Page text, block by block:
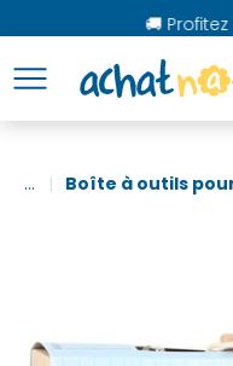
🚚 Profitez
... Boîte à outils